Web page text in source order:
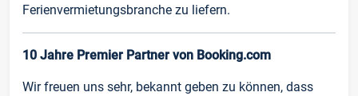
Ferienvermietungsbranche zu liefern.
10 Jahre Premier Partner von Booking.com
Wir freuen uns sehr, bekannt geben zu können, dass